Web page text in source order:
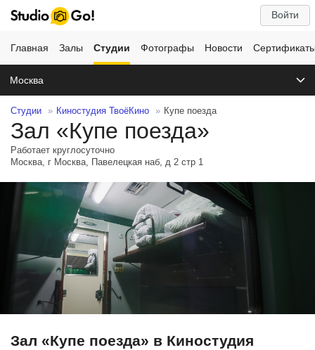
Войти
Главная Залы Студии Фотографы Новости
Москва
Студии Киностудия ТвоёКино Купе поезда
Зал «Купе поезда»
Работает круглосуточно
Москва, г Москва, Павелецкая наб, д 2 стр 1
Зал «Купе поезда» в Киностудия